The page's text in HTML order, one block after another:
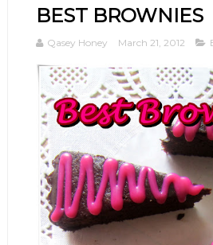
BEST BROWNIES
Qasey Honey March 21, 2012